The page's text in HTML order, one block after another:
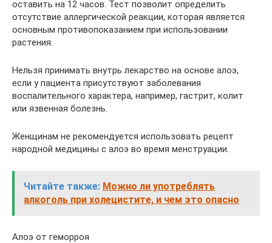
оставить на 12 часов. Тест позволит определить
отсутствие аллергической реакции, которая является
основным противопоказанием при использовании
растения.
Нельзя принимать внутрь лекарство на основе алоэ,
если у пациента присутствуют заболевания
воспалительного характера, например, гастрит, колит
или язвенная болезнь.
Женщинам не рекомендуется использовать рецепт
народной медицины с алоэ во время менструации.
Читайте также: Можно ли употреблять
алкоголь при холецистите, и чем это опасно
Алоэ от геморроя